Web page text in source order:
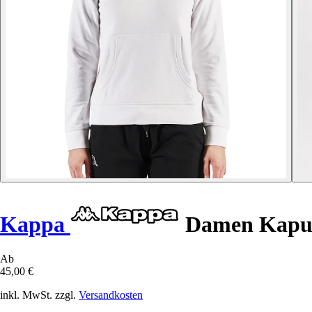
Kappa Damen
Ab
45,00 €
inkl. MwSt. zzgl. Versandkosten